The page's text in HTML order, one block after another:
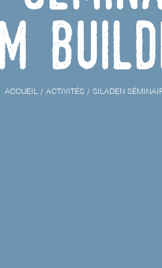
ACCUEIL ACTIVITÉS SILADEN